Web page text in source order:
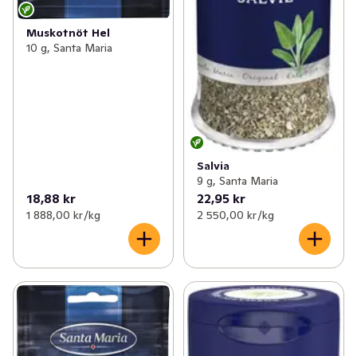
Muskotnöt Hel
10 g, Santa Maria
18,88 kr
1 888,00 kr /kg
Salvia
9 g, Santa Maria
22,95 kr
2 550,00 kr /kg